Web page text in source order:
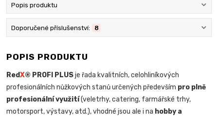
Popis produktu
Doporučené příslušenství: 8
POPIS PRODUKTU
RedX® PROFI PLUSje řada kvalitních, celohliníkových
profesionálních nůžkových stanů určených především pro plně
profesionální využití(veletrhy, catering, farmářské trhy,
motorsport, výstavy, atd.), vhodné jsou ale i na hobby a